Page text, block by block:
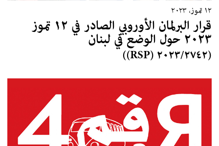
١٢ تموز، ٢٠٢٣
قرار البرلمان الأوروبي الصادر في ١٢ تموز
٢٠٢٣ حول الوضع في لبنان
(٢٠٢٣/٢٧٤٢ (RSP))